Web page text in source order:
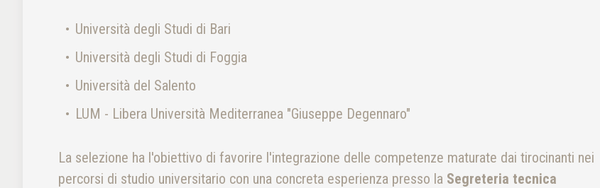
Università degli Studi di Bari
Università degli Studi di Foggia
Università del Salento
LUM - Libera Università Mediterranea "Giuseppe Degennaro"
La selezione ha l'obiettivo di favorire l'integrazione delle competenze maturate dai tirocinanti nei
percorsi di studio universitario con una concreta esperienza presso la Segreteria tecnica